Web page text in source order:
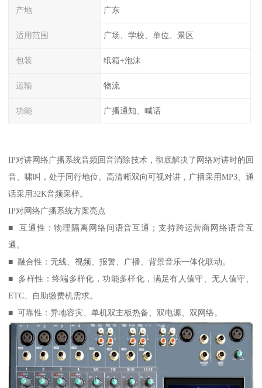
产地 广东
适用范围 广场、学校、单位、景区
包装 纸箱+泡沫
运输 物流
功能 广播通知、喊话
IP对讲网络广播系统音频回音消除技术，彻底解决了网络对讲时的回
音、啸叫，处于同行地位。高清晰双向可视对讲，广播采用MP3、通
话采用32K音频采样。
IP对网络广播系统方案亮点
■ 互通性：物理隔离网络间语音互通；支持跨运营商网络语音互
通。
■ 融合性：无线、视频、报警、广播、背景音乐一体化联动。
■ 多样性：终端多样化，功能多样化，满足有人值守、无人值守、
ETC、自助缴费机需求。
■ 可靠性：异地容灾、单机双主板热备、双电源、双网络。